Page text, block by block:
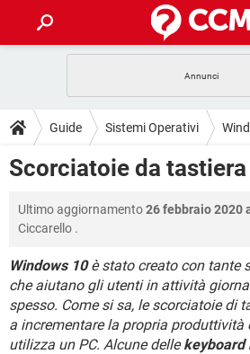
INTRATTENIMENTO
iOS
TIKTOK
GUIDE
COVID-19
INTRATTENIMENTO
iOS
TIKTOK
HARDWARE
DOWNLOAD
INTRATTENIMENTO
INSTAGRAM
TIKTOK
HARDWARE
FORUM
INTRATTENIMENTO
iOS
INSTAGRAM
COVID-19
INTRATTENIMENTO
iOS
Guide Sistemi Operativi
Scorciatoie da
Ultimo aggiornamento26 febbraio 2020
Ciccarello .
Windows 10è stato creato con tante
che aiutano gli utenti in attività
spesso. Come si sa, le scorciatoie di
a incrementare la propria produttività
utilizza un PC. Alcune dellekeyboard